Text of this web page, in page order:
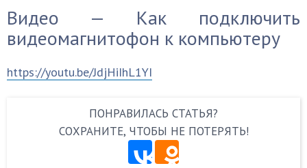
Видео — Как подключить
видеомагнитофон к компьютеру
https://youtu.be/JdjHiIhL1YI
ПОНРАВИЛАСЬ СТАТЬЯ?
СОХРАНИТЕ, ЧТОБЫ НЕ ПОТЕРЯТЬ!